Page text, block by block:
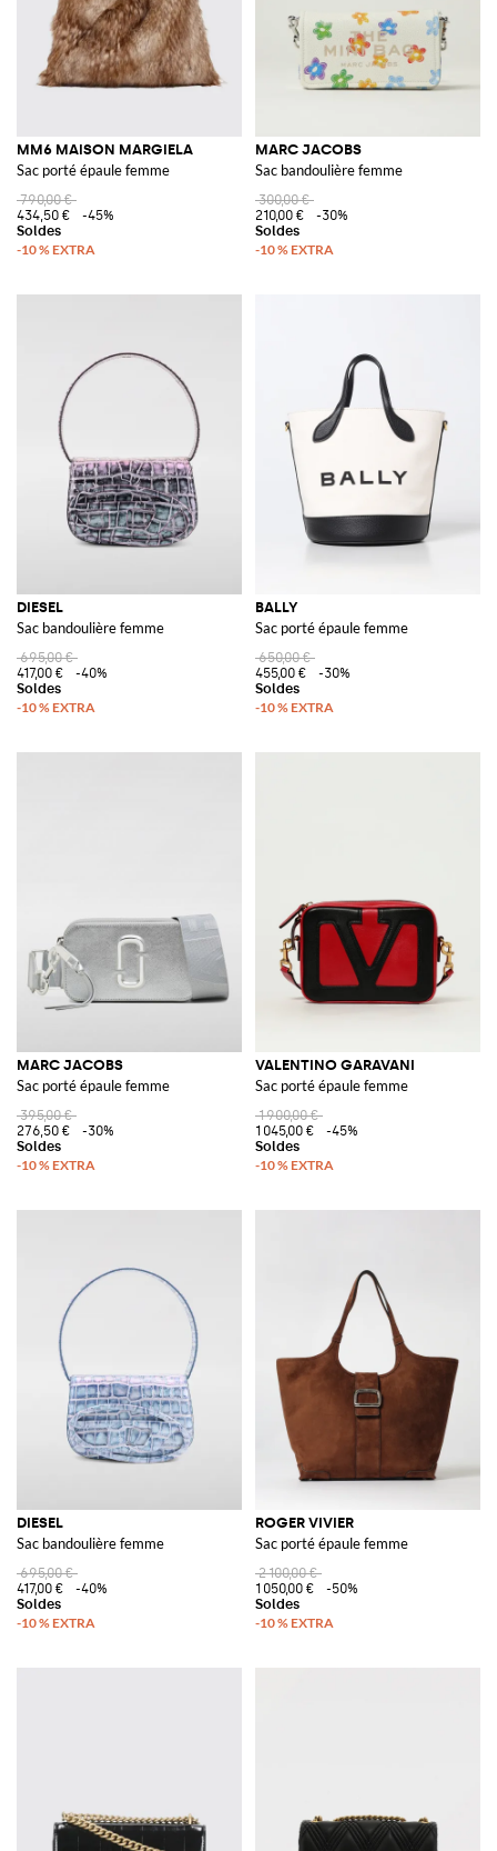
MM6 MAISON MARGIELA
Sac porté épaule femme
790,00 €
434,50 €
-45%
MARC JACOBS
Sac bandoulière femme
300,00 €
210,00 €
-30%
DIESEL
Sac bandoulière femme
695,00 €
417,00 €
-40%
BALLY
Sac porté épaule femme
650,00 €
455,00 €
-30%
MARC JACOBS
Sac porté épaule femme
395,00 €
276,50 €
-30%
VALENTINO GARAVANI
Sac porté épaule femme
1 900,00 €
1 045,00 €
-45%
DIESEL
Sac bandoulière femme
695,00 €
417,00 €
-40%
ROGER VIVIER
Sac porté épaule femme
2 100,00 €
1 050,00 €
-50%